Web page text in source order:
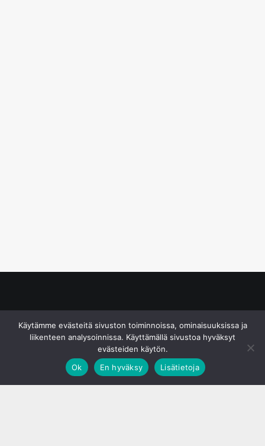
Käytämme evästeitä sivuston toiminnoissa, ominaisuuksissa ja
liikenteen analysoinnissa. Käyttämällä sivustoa hyväksyt
evästeiden käytön.
Ok
En hyväksy Lisätietoja